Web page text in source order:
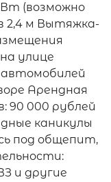
(возможно
2,4 м Вытяжка-
улице
Арендная
90 000 рублей
каникулы
под общепит,
и другие